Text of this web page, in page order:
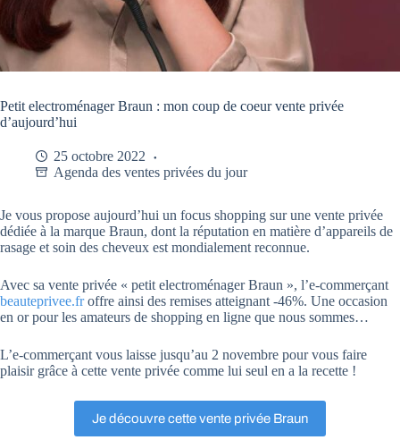
Petit electroménager Braun : mon coup de coeur vente privée
d’aujourd’hui
25 octobre 2022
Agenda des ventes privées du jour
Je vous propose aujourd’hui un focus shopping sur une vente privée
dédiée à la marque Braun, dont la réputation en matière d’appareils de
rasage et soin des cheveux est mondialement reconnue.
Avec sa vente privée « petit electroménager Braun », l’e-commerçant
beauteprivee.froffre ainsi des remises atteignant -46%. Une occasion
en or pour les amateurs de shopping en ligne que nous sommes…
L’e-commerçant vous laisse jusqu’au 2 novembre pour vous faire
plaisir grâce à cette vente privée comme lui seul en a la recette !
Je découvre cette vente privée Braun